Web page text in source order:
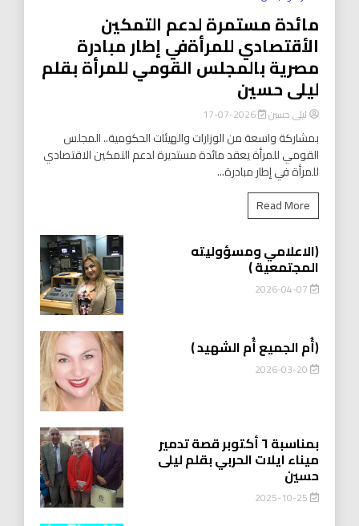
مائدة مستمرة لدعم التمكين
الأقتصادي للمرأةفي إطار مبادرة
مصرية بالمجلس القومي للمرأة بقلم
ليلى حسين
ليلى حسين 2026-07-17
بمشاركة واسعة من الوزارات والهيئات الحكومية.. المجلس
القومي للمرأة يعقد مائدة مستديرة لدعم التمكين الاقتصادي
للمرأة في إطار مبادرة...
Read More
(الاعلامي ومسؤوليته
المجتمعية )
2026-04-07
(أُم الجميع أُم الشهيد )
2026-03-20
بمناسبة ٦ أكتوبر قصة تدمير
ميناء ايلات الحربي بقلم ليلى
حسين
2025-10-25